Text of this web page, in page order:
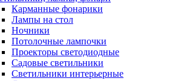
Карманные фонарики
Лампы на стол
Ночники
Потолочные лампочки
Проекторы светодиодные
Садовые светильники
Светильники интерьерные